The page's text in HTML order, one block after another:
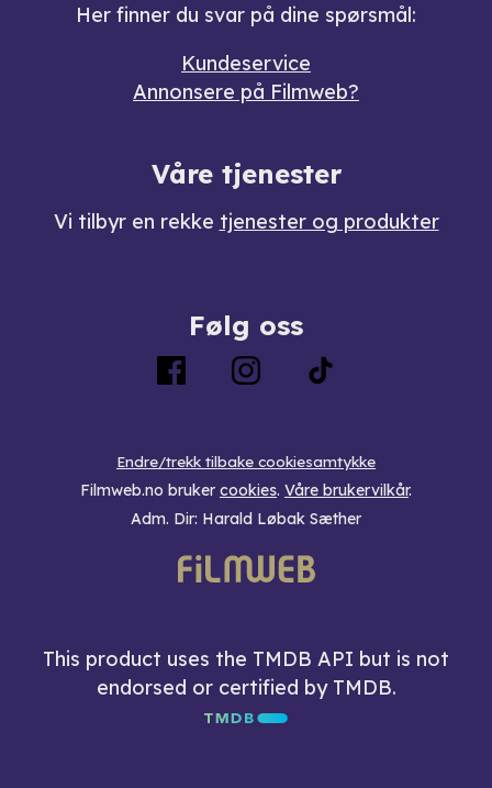
Her finner du svar på dine spørsmål:
Kundeservice
Annonsere på Filmweb?
Våre tjenester
Vi tilbyr en rekke tjenester og produkter
Følg oss
Endre/trekk tilbake cookiesamtykke
Filmweb.no bruker cookies. Våre brukervilkår.
Adm. Dir: Harald Løbak Sæther
This product uses the TMDB API but is not
endorsed or certified by TMDB.